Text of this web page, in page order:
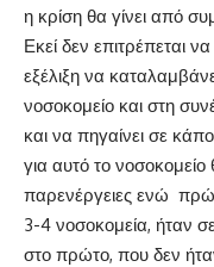
η κρίση θα γίνει από
Εκεί δεν επιτρέπεται
εξέλιξη να
νοσοκομείο και στη
και να πηγαίνει σε
για αυτό το
παρενέργειες ενώ
3-4 νοσοκομεία, ήταν σε
στο πρώτο, που δεν